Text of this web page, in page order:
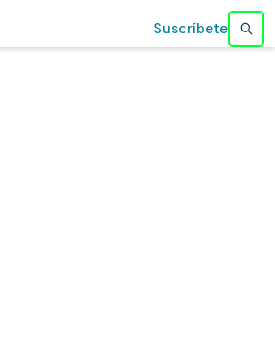
Suscríbete